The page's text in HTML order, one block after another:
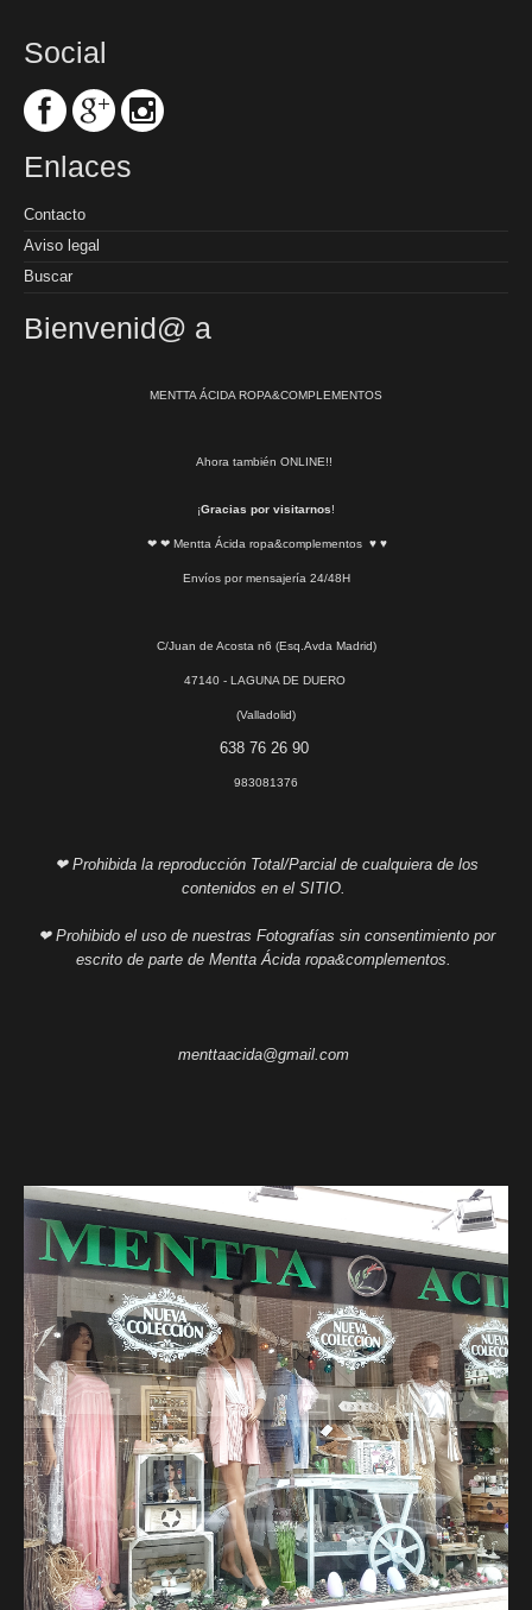
Social
Enlaces
Contacto
Aviso legal
Buscar
Bienvenid@ a
MENTTA ÁCIDA ROPA&COMPLEMENTOS
Ahora también ONLINE!!
¡Gracias por visitarnos!
❤ ❤ Mentta Ácida ropa&complementos ♥ ♥
Envíos por mensajería 24/48H
C/Juan de Acosta n6 (Esq.Avda Madrid)
47140 - LAGUNA DE DUERO
(Valladolid)
638 76 26 90
983081376
❤ Prohibida la reproducción Total/Parcial de cualquiera de los
contenidos en el SITIO.
❤ Prohibido el uso de nuestras Fotografías sin consentimiento por
escrito de parte de Mentta Ácida ropa&complementos.
menttaacida@gmail.com